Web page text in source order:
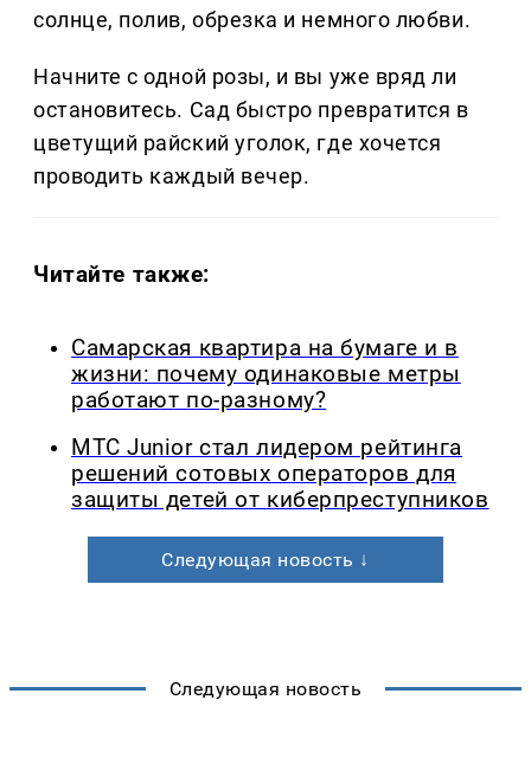
солнце, полив, обрезка и немного любви.
Начните с одной розы, и вы уже вряд ли
остановитесь. Сад быстро превратится в
цветущий райский уголок, где хочется
проводить каждый вечер.
Читайте также:
Самарская квартира на бумаге и в
жизни: почему одинаковые метры
работают по-разному?
МТС Junior стал лидером рейтинга
решений сотовых операторов для
защиты детей от киберпреступников
Следующая новость ↓
Следующая новость